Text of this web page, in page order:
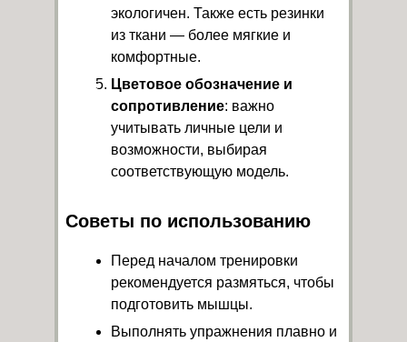
экологичен. Также есть резинки
из ткани — более мягкие и
комфортные.
Цветовое обозначение и
сопротивление: важно
учитывать личные цели и
возможности, выбирая
соответствующую модель.
Советы по использованию
Перед началом тренировки
рекомендуется размяться, чтобы
подготовить мышцы.
Выполнять упражнения плавно и